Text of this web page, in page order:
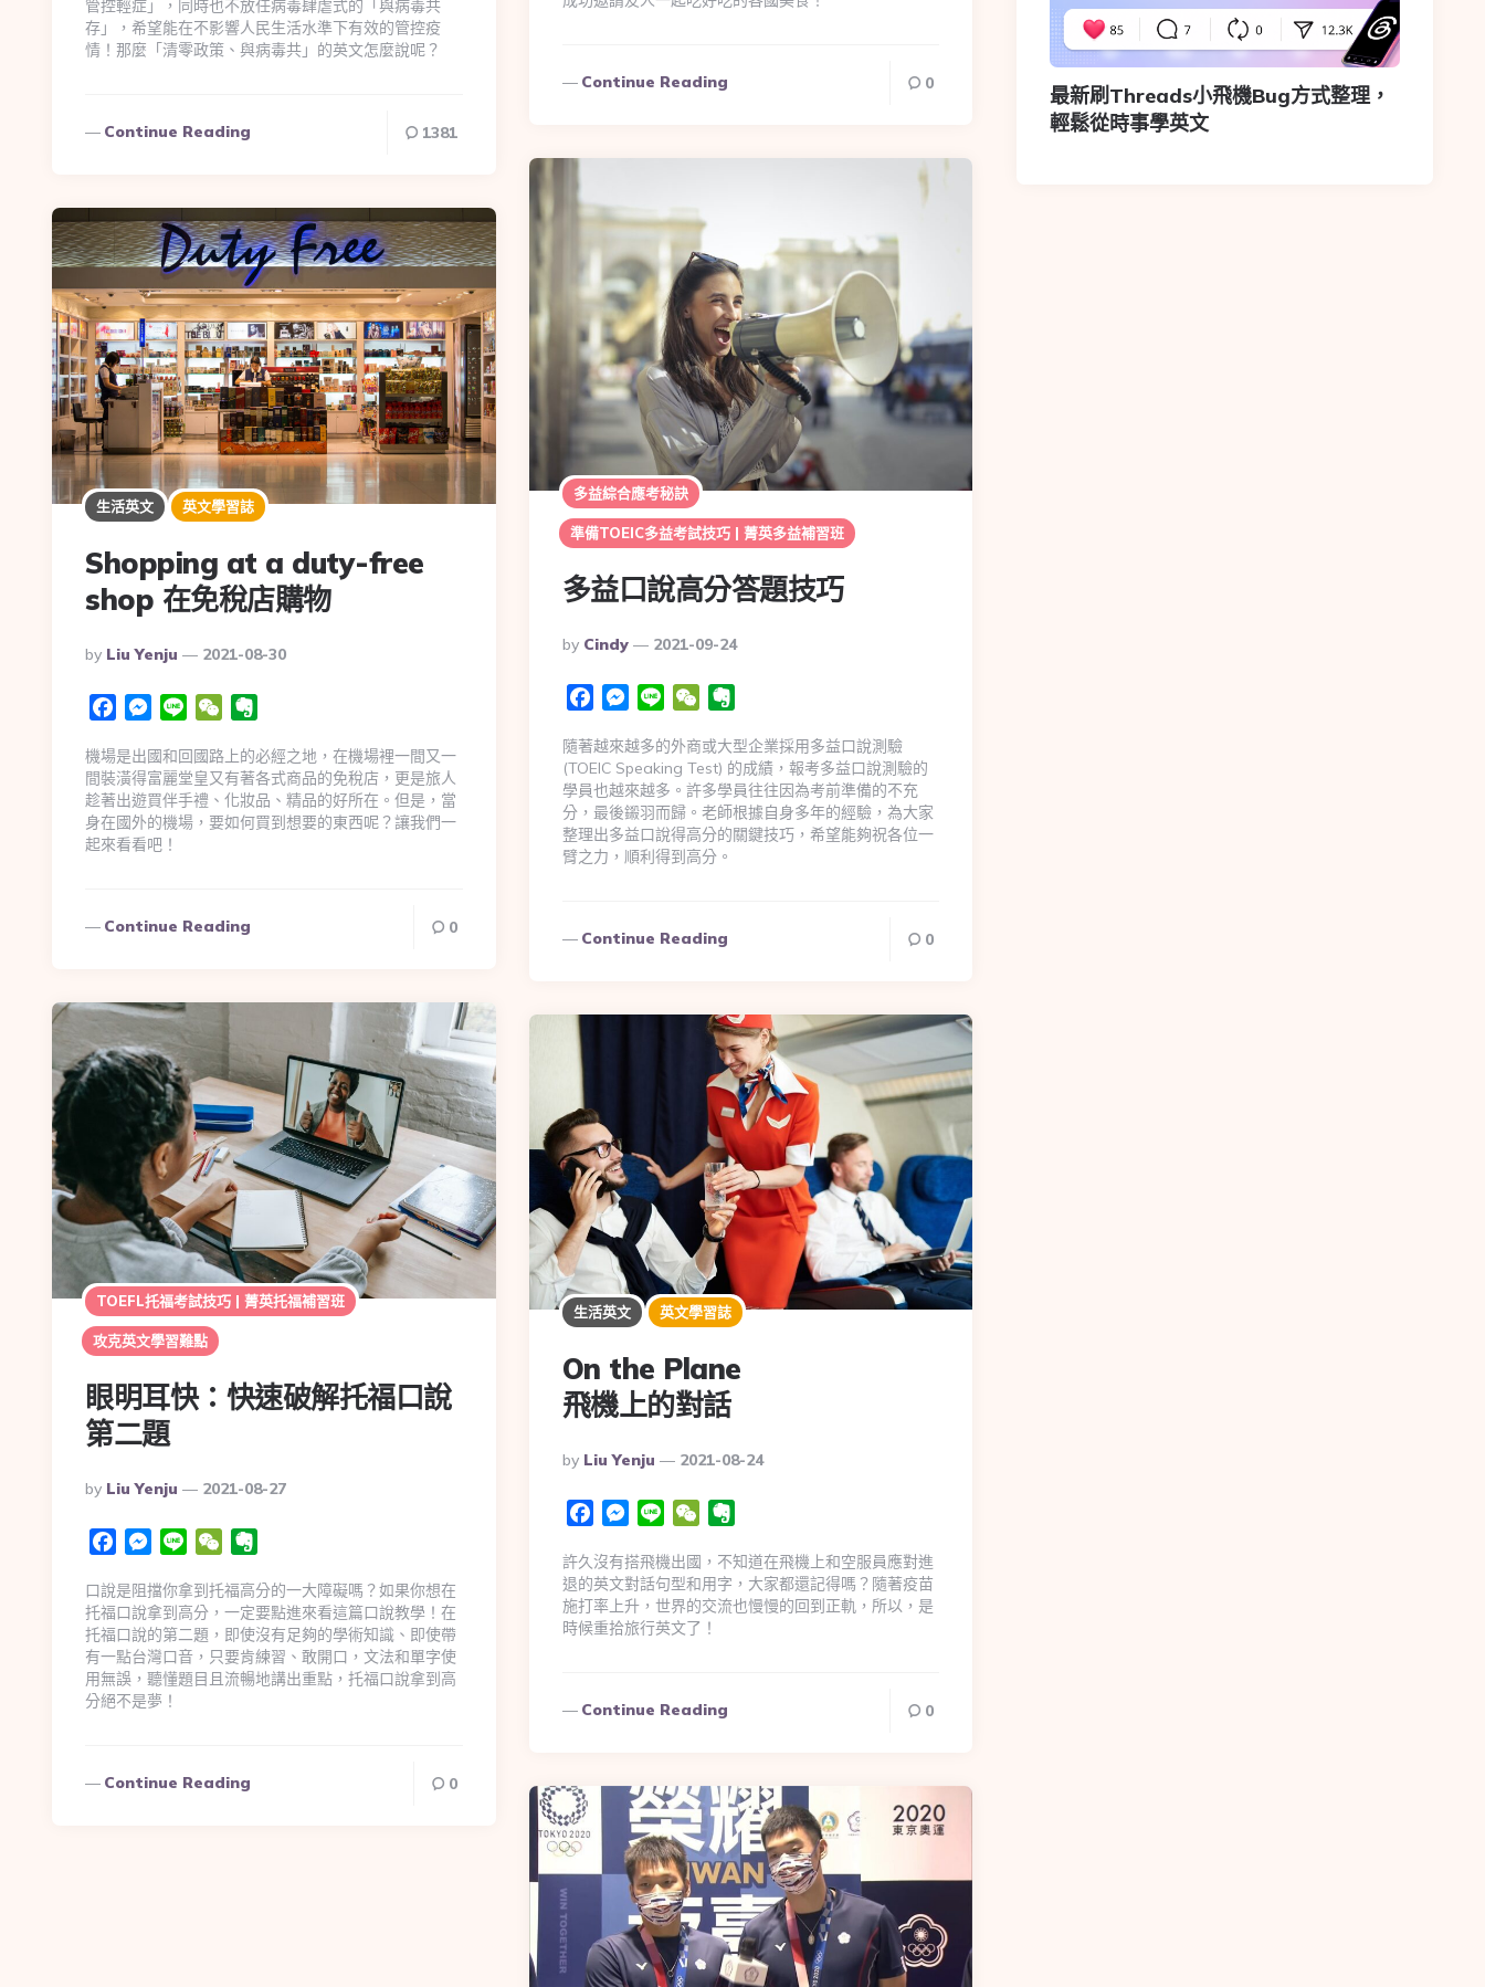
管控輕症」，同時也不放任病毒肆虐式的「與病毒共
存」，希望能在不影響人民生活水準下有效的管控疫
情！那麼「清零政策、與病毒共」的英文怎麼說呢？
Continue Reading 1381
Continue Reading 0
多益綜合應考秘訣
準備TOEIC多益考試技巧 | 菁英多益補習班
多益口說高分答題技巧
By Cindy 2021-09-24
FacebookMessenger
Line WeChat
隨著越來越多的外商或大型企業採用多益口說測驗
(TOEIC Speaking Test) 的成績，報考多益口說測驗的
學員也越來越多。許多學員往往因為考前準備的不充
分，最後鎩羽而歸。老師根據自身多年的經驗，為大家
整理出多益口說得高分的關鍵技巧，希望能夠祝各位一
臂之力，順利得到高分。
Continue Reading 0
生活英文 英文學習誌
Shopping at a duty-free
shop 在免稅店購物
By Liu Yenju 2021-08-30
FacebookMessenger
Line WeChat
機場是出國和回國路上的必經之地，在機場裡一間又一
間裝潢得富麗堂皇又有著各式商品的免稅店，更是旅人
趁著出遊買伴手禮、化妝品、精品的好所在。但是，當
身在國外的機場，要如何買到想要的東西呢？讓我們一
起來看看吧！
Continue Reading 0
TOEFL托福考試技巧 | 菁英托福補習班
攻克英文學習難點
眼明耳快：快速破解托福口說
第二題
By Liu Yenju 2021-08-27
FacebookMessenger
Line WeChat
口說是阻擋你拿到托福高分的一大障礙嗎？如果你想在
托福口說拿到高分，一定要點進來看這篇口說教學！在
托福口說的第二題，即使沒有足夠的學術知識、即使帶
有一點台灣口音，只要肯練習、敢開口，文法和單字使
用無誤，聽懂題目且流暢地講出重點，托福口說拿到高
分絕不是夢！
Continue Reading 0
生活英文 英文學習誌
On the Plane
飛機上的對話
By Liu Yenju 2021-08-24
FacebookMessenger
Line WeChat
許久沒有搭飛機出國，不知道在飛機上和空服員應對進
退的英文對話句型和用字，大家都還記得嗎？隨著疫苗
施打率上升，世界的交流也慢慢的回到正軌，所以，是
時候重拾旅行英文了！
Continue Reading 0
最新刷Threads小飛機Bug方式整理，
輕鬆從時事學英文